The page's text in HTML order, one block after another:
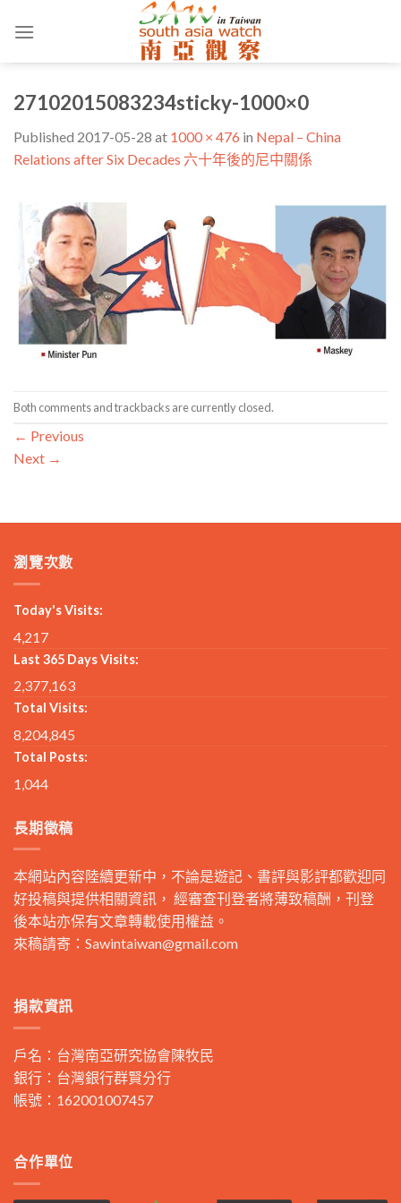
27102015083234sticky-1000×0
Published 2017-05-28 at 1000 × 476 in Nepal – China
Relations after Six Decades 六十年後的尼中關係
Both comments and trackbacks are currently closed.
← Previous
Next →
瀏覽次數
Today's Visits:
4,217
Last 365 Days Visits:
2,377,163
Total Visits:
8,204,845
Total Posts:
1,044
長期徵稿
本網站內容陸續更新中，不論是遊記、書評與影評都歡迎同
好投稿與提供相關資訊， 經審查刊登者將薄致稿酬，刊登
後本站亦保有文章轉載使用權益。
來稿請寄： Sawintaiwan@gmail.com
捐款資訊
戶名：台灣南亞研究協會陳牧民
銀行：台灣銀行群賢分行
帳號：162001007457
合作單位